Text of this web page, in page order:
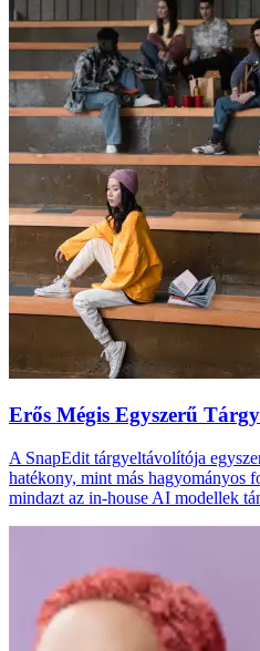
Erős Mégis Egyszerű
A SnapEdit tárgyeltávolítója
hatékony, mint más hagyományos
mindazt az in-house AI modellek